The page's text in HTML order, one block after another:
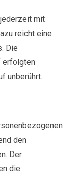
mit
reicht eine
Die
erfolgten
unberührt.
den
Der
die